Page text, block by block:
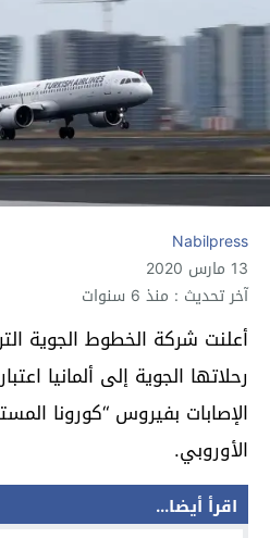
Nabilpress
13 مارس 2020
آخر تحديث : منذ 6 سنوات
أعلنت شركة الخطوط الجوية
رحلاتها الجوية إلى ألمانيا
الإصابات بفيروس “كورونا
الأوروبي.
اقرأ أيضا...